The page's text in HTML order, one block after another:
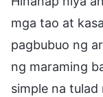
mga tao at
pagbubuo ng
ng maraming
simple na